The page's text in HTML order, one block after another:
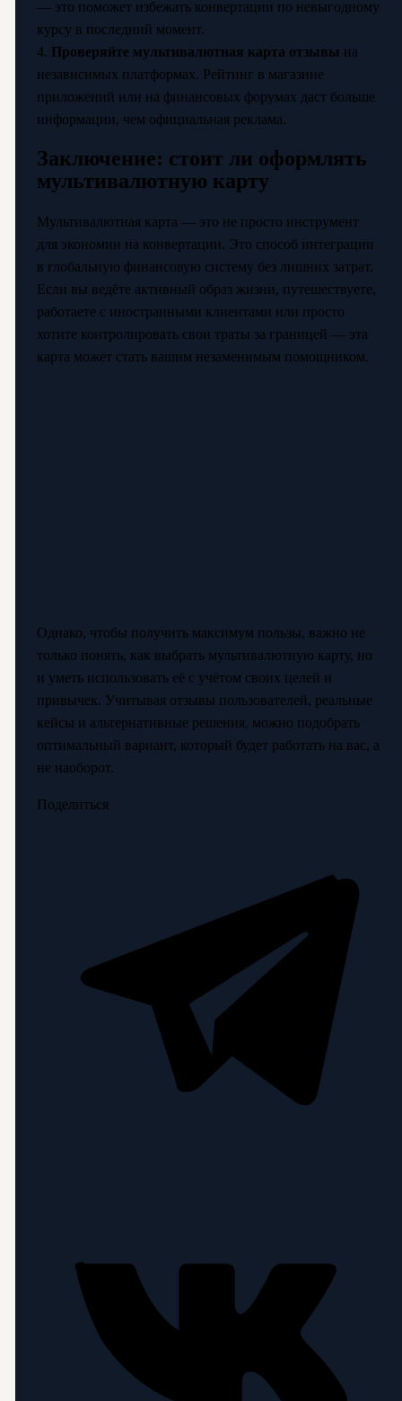
— это поможет избежать конвертации по невыгодному
курсу в последний момент.
4. Проверяйте мультивалютная карта отзывы на
независимых платформах. Рейтинг в магазине
приложений или на финансовых форумах даст больше
информации, чем официальная реклама.
Заключение: стоит ли оформлять
мультивалютную карту
Мультивалютная карта — это не просто инструмент
для экономии на конвертации. Это способ интеграции
в глобальную финансовую систему без лишних затрат.
Если вы ведёте активный образ жизни, путешествуете,
работаете с иностранными клиентами или просто
хотите контролировать свои траты за границей — эта
карта может стать вашим незаменимым помощником.
Однако, чтобы получить максимум пользы, важно не
только понять, как выбрать мультивалютную карту, но
и уметь использовать её с учётом своих целей и
привычек. Учитывая отзывы пользователей, реальные
кейсы и альтернативные решения, можно подобрать
оптимальный вариант, который будет работать на вас, а
не наоборот.
Поделиться